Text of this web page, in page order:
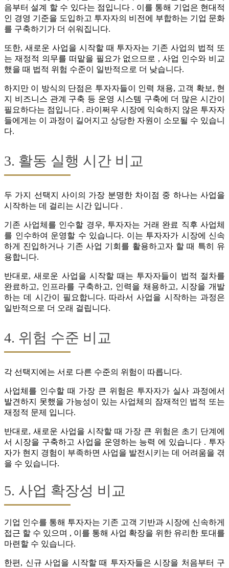
음부터 설계 할 수 있다는 점입니다 . 이를 통해 기업은 현대적
인 경영 기준을 도입하고 투자자의 비전에 부합하는 기업 문화
를 구축하기가 더 쉬워집니다.
또한, 새로운 사업을 시작할 때 투자자는 기존 사업의 법적 또
는 재정적 의무를 떠맡을 필요가 없으므로 , 사업 인수와 비교
했을 때 법적 위험 수준이 일반적으로 더 낮습니다.
하지만 이 방식의 단점은 투자자들이 인력 채용, 고객 확보, 현
지 비즈니스 관계 구축 등 운영 시스템 구축에 더 많은 시간이
필요하다는 점입니다 . 라이쩌우 시장에 익숙하지 않은 투자자
들에게는 이 과정이 길어지고 상당한 자원이 소모될 수 있습니
다.
3. 활동 실행 시간 비교
두 가지 선택지 사이의 가장 분명한 차이점 중 하나는 사업을
시작하는 데 걸리는 시간 입니다 .
기존 사업체를 인수할 경우, 투자자는 거래 완료 직후 사업체
를 인수하여 운영할 수 있습니다. 이는 투자자가 시장에 신속
하게 진입하거나 기존 사업 기회를 활용하고자 할 때 특히 유
용합니다.
반대로, 새로운 사업을 시작할 때는 투자자들이 법적 절차를
완료하고, 인프라를 구축하고, 인력을 채용하고, 시장을 개발
하는 데 시간이 필요합니다. 따라서 사업을 시작하는 과정은
일반적으로 더 오래 걸립니다.
4. 위험 수준 비교
각 선택지에는 서로 다른 수준의 위험이 따릅니다.
사업체를 인수할 때 가장 큰 위험은 투자자가 실사 과정에서
발견하지 못했을 가능성이 있는 사업체의 잠재적인 법적 또는
재정적 문제 입니다.
반대로, 새로운 사업을 시작할 때 가장 큰 위험은 초기 단계에
서 시장을 구축하고 사업을 운영하는 능력 에 있습니다 . 투자
자가 현지 경험이 부족하면 사업을 발전시키는 데 어려움을 겪
을 수 있습니다.
5. 사업 확장성 비교
기업 인수를 통해 투자자는 기존 고객 기반과 시장에 신속하게
접근 할 수 있으며 , 이를 통해 사업 확장을 위한 유리한 토대를
마련할 수 있습니다.
한편, 신규 사업을 시작할 때 투자자들은 시장을 처음부터 구